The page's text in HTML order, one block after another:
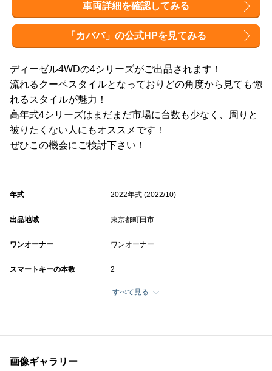
車両詳細を確認してみる
「カババ」の公式HPを見てみる
ディーゼル4WDの4シリーズがご出品されます！
流れるクーペスタイルとなっておりどの角度から見ても惚
れるスタイルが魅力！
高年式4シリーズはまだまだ市場に台数も少なく、周りと
被りたくない人にもオススメです！
ぜひこの機会にご検討下さい！
年式 2022年式 (2022/10)
出品地域 東京都町田市
ワンオーナー ワンオーナー
スマートキーの本数 2
すべて見る
画像ギャラリー